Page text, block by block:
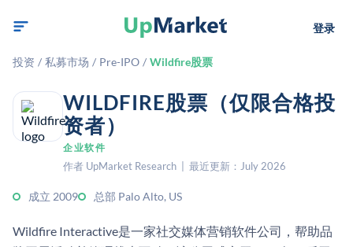
登录
投资 / 私募市场 / Pre-IPO / Wildfire股票
WILDFIRE股票（仅限合格投
资者）
企业软件
作者 UpMarket Research | 最近更新：July 2026
成立 2009 总部 Palo Alto, US
Wildfire Interactive是一家社交媒体营销软件公司，帮助品